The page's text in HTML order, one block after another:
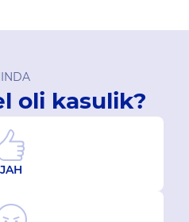
oli kasulik?
JAH